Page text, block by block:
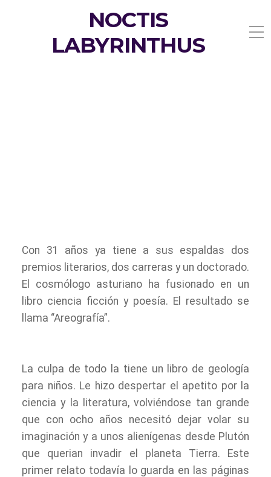
NOCTIS
LABYRINTHUS
Con 31 años ya tiene a sus espaldas dos
premios literarios, dos carreras y un doctorado.
El cosmólogo asturiano ha fusionado en un
libro ciencia ficción y poesía. El resultado se
llama “Areografía”.
La culpa de todo la tiene un libro de geología
para niños. Le hizo despertar el apetito por la
ciencia y la literatura, volviéndose tan grande
que con ocho años necesitó dejar volar su
imaginación y a unos alienígenas desde Plutón
que querian invadir el planeta Tierra. Este
primer relato todavía lo guarda en las páginas